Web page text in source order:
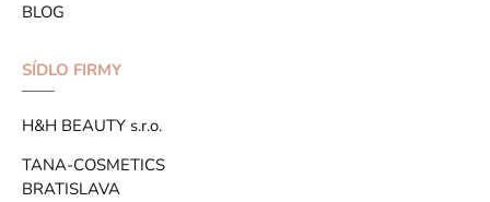
BLOG
SÍDLO FIRMY
H&H BEAUTY s.r.o.
TANA-COSMETICS
BRATISLAVA